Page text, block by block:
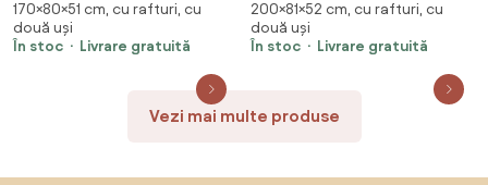
Artisan/Antracit, 80 x 51 x 170
cm
170×80×51 cm, cu rafturi, cu
două uși
În stoc
Livrare gratuită
Artisan/Argila, 81 x 52 x 200 cm
200×81×52 cm, cu rafturi, cu
două uși
În stoc
Livrare gratuită
Vezi mai multe produse